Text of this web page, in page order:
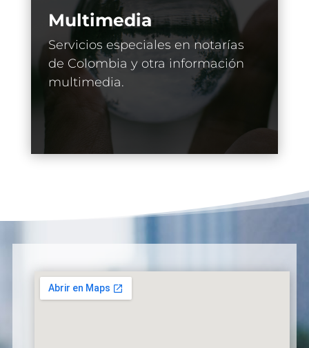
Multimedia
Servicios especiales en notarías
de Colombia y otra información
multimedia.